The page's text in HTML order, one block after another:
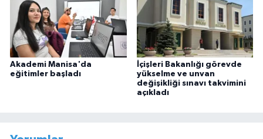
Akademi Manisa'da
eğitimler başladı
İçişleri Bakanlığı görevde
yükselme ve unvan
değişikliği sınavı takvimini
açıkladı